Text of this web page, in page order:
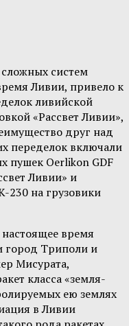
сложных систем
Ливии, привело к
ливийской
«Рассвет Ливии»,
друг над
переделок включали
пушек Oerlikon GDF
Ливии» и
230 на грузовики
время
город Триполи и
Мисурата,
класса «земля-
ею землях
в Ливии